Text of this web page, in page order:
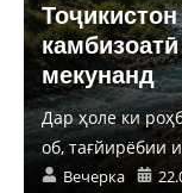
мекунанд
Дар ҳоле ки
об, тағйирёбии
Вечерка